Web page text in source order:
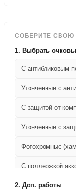
СОБЕРИТЕ СВОЮ
1. Выбрать
С антибликовым
Утонченные с
С защитой от
Фотохромные
С поддержкой
Прогрессивные
2. Доп. работы